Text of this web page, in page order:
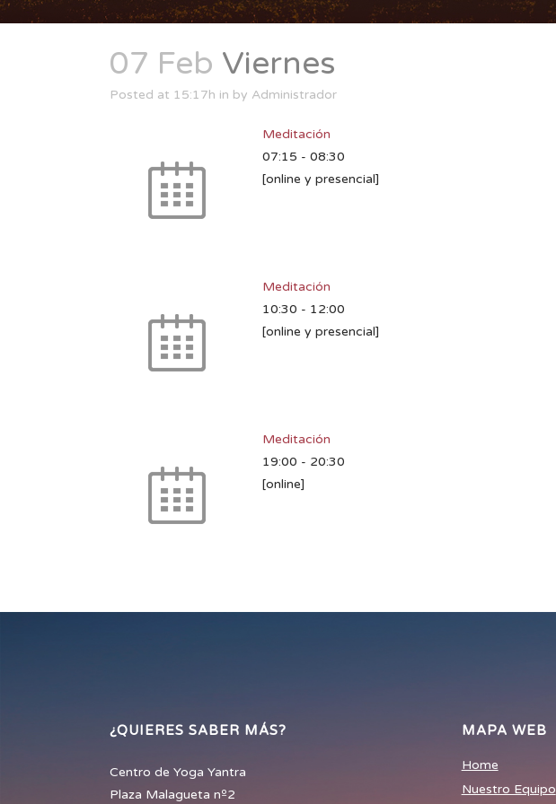
07 Feb Viernes
Posted at 15:17h in by Administrador
Meditación
07:15 - 08:30
[online y presencial]
Meditación
10:30 - 12:00
[online y presencial]
Meditación
19:00 - 20:30
[online]
¿QUIERES SABER MÁS?
Centro de Yoga Yantra
Plaza Malagueta nº2
MAPA WEB
Home
Nuestro Equipo